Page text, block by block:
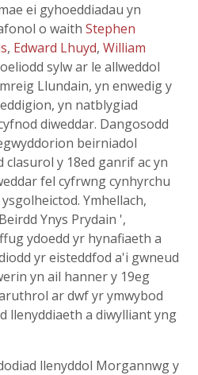
ei gyhoeddiadau yn
o waith Stephen
, Edward Lhuyd, William
sylw ar le allweddol
Llundain, yn enwedig y
yn natblygiad
diweddar. Dangosodd
beirniadol
clasurol y 18ed ganrif ac yn
fel cyfrwng cynhyrchu
Ymhellach,
Ynys Prydain ',
ydoedd yr hynafiaeth a
yr eisteddfod a'i gwneud
yn ail hanner y 19eg
ar dwf yr ymwybod
llenyddiaeth a diwylliant yng
llenyddol Morgannwg y